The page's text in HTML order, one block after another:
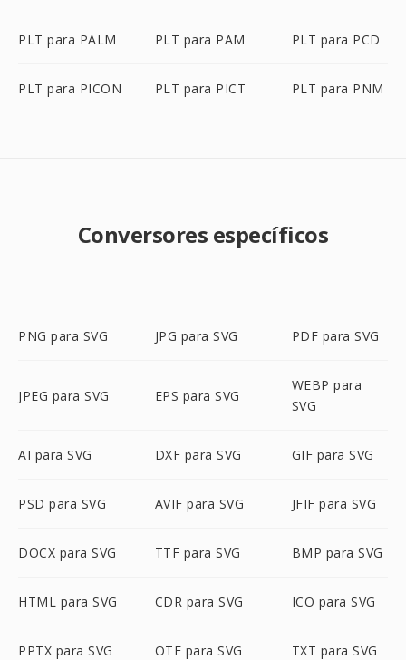
PLT para PALM PLT para PAM PLT para PCD
PLT para PICON PLT para PICT PLT para PNM
Conversores específicos
PNG para SVG JPG para SVG PDF para SVG
JPEG para SVG EPS para SVG
WEBP para
SVG
AI para SVG DXF para SVG GIF para SVG
PSD para SVG AVIF para SVG JFIF para SVG
DOCX para SVG TTF para SVG BMP para SVG
HTML para SVG CDR para SVG ICO para SVG
PPTX para SVG OTF para SVG TXT para SVG